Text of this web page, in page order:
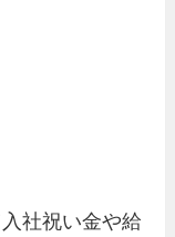
社祝い金や給